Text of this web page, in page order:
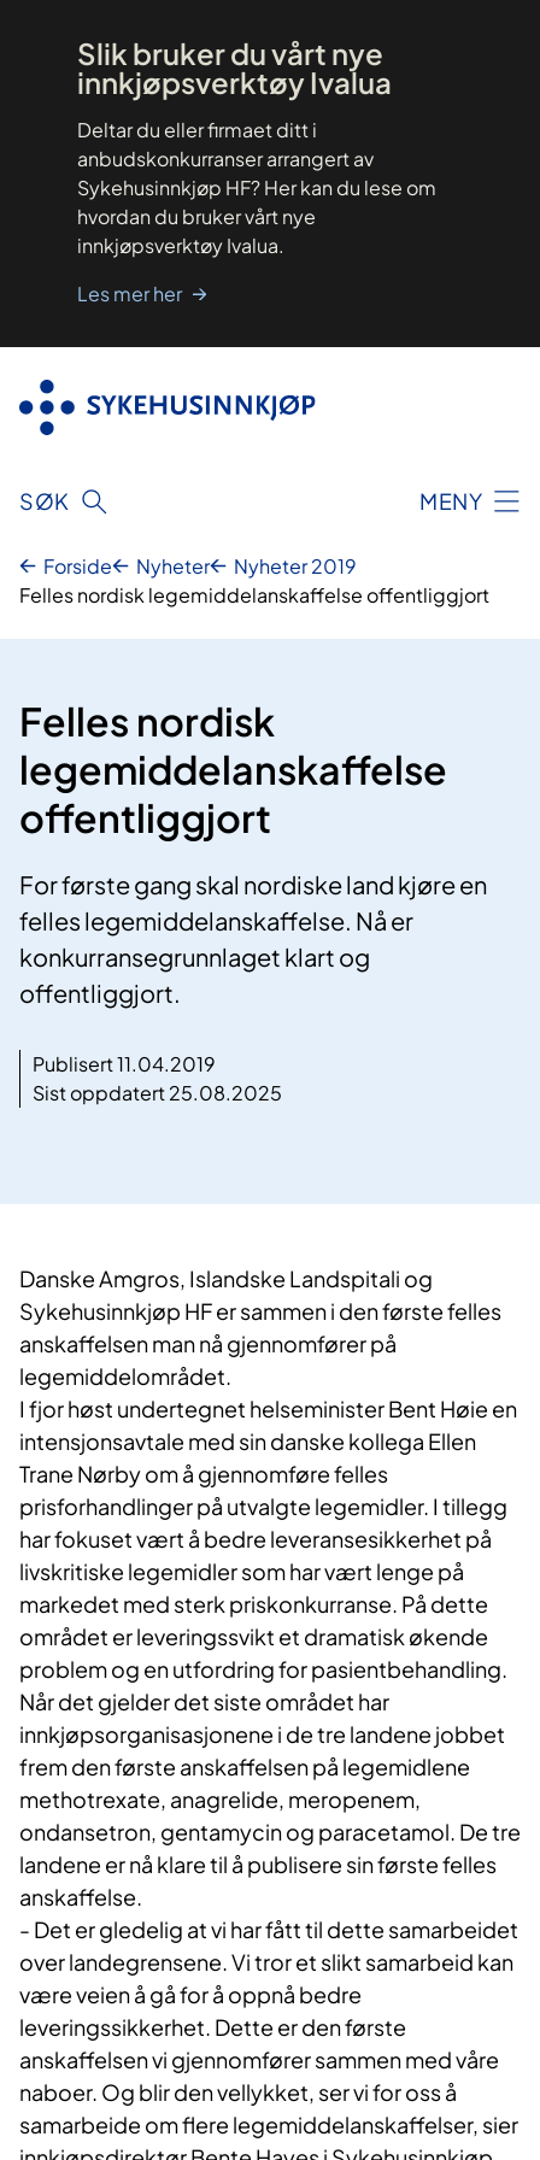
Slik bruker du vårt nye
innkjøpsverktøy Ivalua
Deltar du eller firmaet ditt i
anbudskonkurranser arrangert av
Sykehusinnkjøp HF? Her kan du lese om
hvordan du bruker vårt nye
innkjøpsverktøy Ivalua.
Les mer her
SØK MENY
Forside Nyheter
Nyheter 2019
Felles nordisk legemiddelanskaffelse offentliggjort
Felles nordisk
legemiddelanskaffelse
offentliggjort
For første gang skal nordiske land kjøre en
felles legemiddelanskaffelse. Nå er
konkurransegrunnlaget klart og
offentliggjort.
Publisert 11.04.2019
Sist oppdatert 25.08.2025
Danske Amgros, Islandske Landspitali og
Sykehusinnkjøp HF er sammen i den første felles
anskaffelsen man nå gjennomfører på
legemiddelområdet.
I fjor høst undertegnet helseminister Bent Høie en
intensjonsavtale med sin danske kollega Ellen
Trane Nørby om å gjennomføre felles
prisforhandlinger på utvalgte legemidler. I tillegg
har fokuset vært å bedre leveransesikkerhet på
livskritiske legemidler som har vært lenge på
markedet med sterk priskonkurranse. På dette
området er leveringssvikt et dramatisk økende
problem og en utfordring for pasientbehandling.
Når det gjelder det siste området har
innkjøpsorganisasjonene i de tre landene jobbet
frem den første anskaffelsen på legemidlene
methotrexate, anagrelide, meropenem,
ondansetron, gentamycin og paracetamol. De tre
landene er nå klare til å publisere sin første felles
anskaffelse.
- Det er gledelig at vi har fått til dette samarbeidet
over landegrensene. Vi tror et slikt samarbeid kan
være veien å gå for å oppnå bedre
leveringssikkerhet. Dette er den første
anskaffelsen vi gjennomfører sammen med våre
naboer. Og blir den vellykket, ser vi for oss å
samarbeide om flere legemiddelanskaffelser, sier